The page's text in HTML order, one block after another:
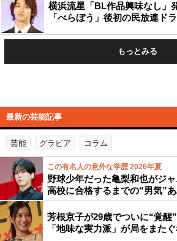
横浜流星「BL作品興味なし」
「べらぼう」後初の民放連ド
もっとみる
最新の芸能記事
芸能 グラビア コラム
この有名人の意外な学歴 2026年夏
野球少年だった亀梨和也がジ
高校に合格するまでの“男気”
芳根京子が29歳でついに“覚
「地味な実力派」が局をまた